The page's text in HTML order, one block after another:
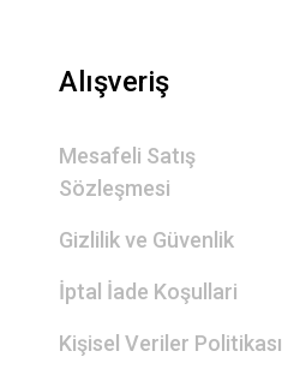
Alışveriş
Mesafeli Satış
Sözleşmesi
Gizlilik ve Güvenlik
İptal İade Koşullari
Kişisel Veriler Politikası